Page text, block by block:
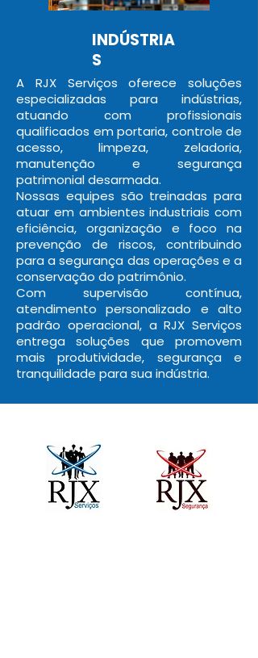
INDÚSTRIA
S
A RJX Serviços oferece soluções
especializadas para indústrias,
atuando com profissionais
qualificados em portaria, controle de
acesso, limpeza, zeladoria,
manutenção e segurança
patrimonial desarmada.
Nossas equipes são treinadas para
atuar em ambientes industriais com
eficiência, organização e foco na
prevenção de riscos, contribuindo
para a segurança das operações e a
conservação do patrimônio.
Com supervisão contínua,
atendimento personalizado e alto
padrão operacional, a RJX Serviços
entrega soluções que promovem
mais produtividade, segurança e
tranquilidade para sua indústria.